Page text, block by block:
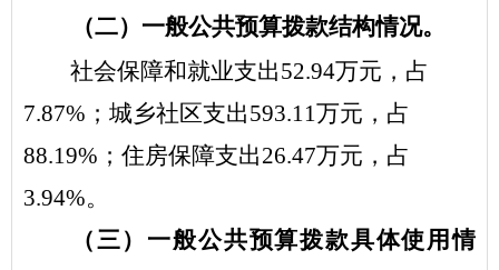
（二）一般公共预算拨款结构情况。
社会保障和就业支出52.94万元，占
7.87% ； 城乡社区支出593.11万元，占
88.19% ；住房保障支出26.47万元，占
3.94%。
（三）一般公共预算拨款具体使用情